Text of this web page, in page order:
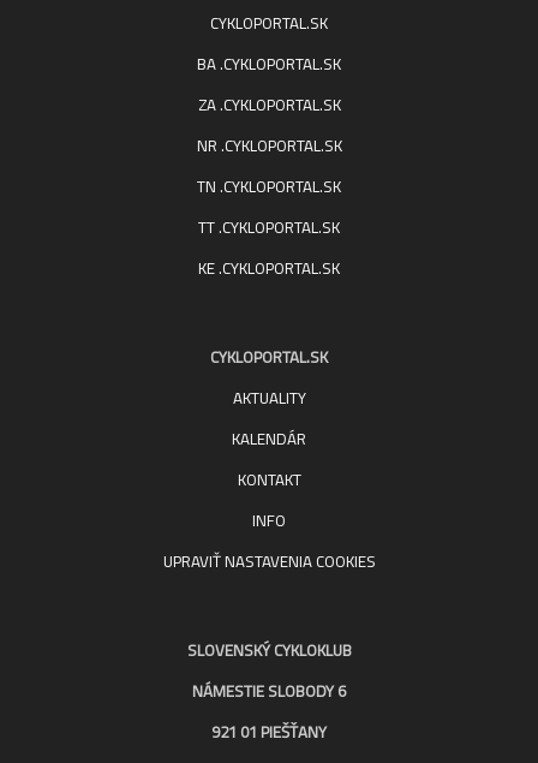
CYKLOPORTAL.SK
BA .CYKLOPORTAL.SK
ZA .CYKLOPORTAL.SK
NR .CYKLOPORTAL.SK
TN .CYKLOPORTAL.SK
TT .CYKLOPORTAL.SK
KE .CYKLOPORTAL.SK
CYKLOPORTAL.SK
AKTUALITY
KALENDÁR
KONTAKT
INFO
UPRAVIŤ NASTAVENIA COOKIES
SLOVENSKÝ CYKLOKLUB
NÁMESTIE SLOBODY 6
921 01 PIEŠŤANY